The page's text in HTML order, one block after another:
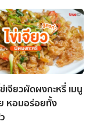
เจียวผัดผงกะหรี่ เมนู
หอมอร่อยทั้ง